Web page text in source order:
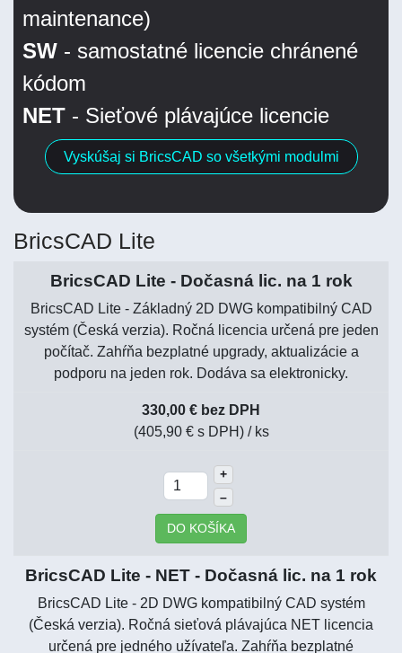
maintenance)
SW - samostatné licencie chránené
kódom
NET - Sieťové plávajúce licencie
Vyskúšaj si BricsCAD so všetkými modulmi
BricsCAD Lite
BricsCAD Lite - Dočasná lic. na 1 rok
BricsCAD Lite - Základný 2D DWG kompatibilný CAD
systém (Česká verzia). Ročná licencia určená pre jeden
počítač. Zahŕňa bezplatné upgrady, aktualizácie a
podporu na jeden rok. Dodáva sa elektronicky.
330,00 € bez DPH
(405,90 € s DPH) / ks
+
–
DO KOŠÍKA
BricsCAD Lite - NET - Dočasná lic. na 1 rok
BricsCAD Lite - 2D DWG kompatibilný CAD systém
(Česká verzia). Ročná sieťová plávajúca NET licencia
určená pre jedného užívateľa. Zahŕňa bezplatné